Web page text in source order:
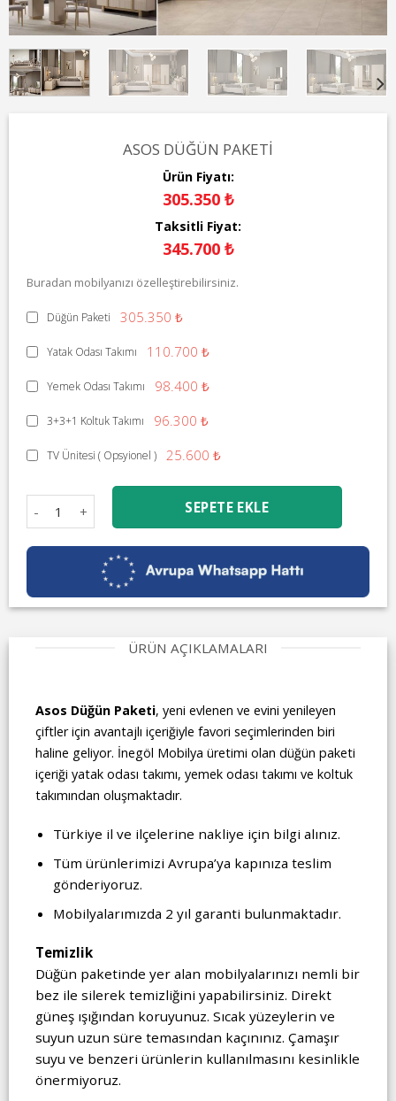
ASOS DÜĞÜN PAKETI
Ürün Fiyatı:
305.350 ₺
Taksitli Fiyat:
345.700 ₺
Buradan mobilyanızı özelleştirebilirsiniz.
Düğün Paketi 305.350 ₺
Yatak Odası Takımı 110.700 ₺
Yemek Odası Takımı 98.400 ₺
3+3+1 Koltuk Takımı 96.300 ₺
TV Ünitesi ( Opsyionel ) 25.600 ₺
SEPETE EKLE
ÜRÜN AÇIKLAMALARI
Asos Düğün Paketi, yeni evlenen ve evini yenileyen
çiftler için avantajlı içeriğiyle favori seçimlerinden biri
haline geliyor. İnegöl Mobilya üretimi olan düğün paketi
içeriği yatak odası takımı, yemek odası takımı ve koltuk
takımından oluşmaktadır.
Türkiye il ve ilçelerine nakliye için bilgi alınız.
Tüm ürünlerimizi Avrupa’ya kapınıza teslim
gönderiyoruz.
Mobilyalarımızda 2 yıl garanti bulunmaktadır.
Temizlik
Düğün paketinde yer alan mobilyalarınızı nemli bir
bez ile silerek temizliğini yapabilirsiniz. Direkt
güneş ışığından koruyunuz. Sıcak yüzeylerin ve
suyun uzun süre temasından kaçınınız. Çamaşır
suyu ve benzeri ürünlerin kullanılmasını kesinlikle
önermiyoruz.